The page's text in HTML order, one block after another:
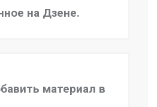
на Дзене.
материал в